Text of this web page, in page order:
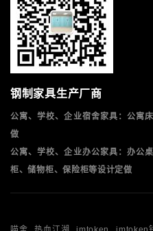
钢制家具生产厂商
公寓、学校、企业宿舍家具：公寓
做
公寓、学校、企业办公家具：办公
柜、储物柜、保险柜等设计定做